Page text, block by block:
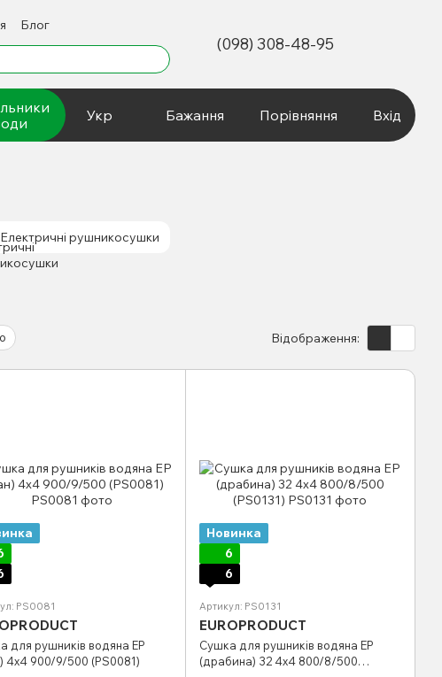
Блог
(098) 308-48-95
Укр Бажання Порівняння Вхід
Електричні рушникосушки
Відображення:
PS0081
для рушників водяна EP
4х4 900/9/500 (PS0081)
Новинка
6
6
Артикул: PS0131
EUROPRODUCT
Сушка для рушників водяна EP
(драбина) 32 4х4 800/8/500